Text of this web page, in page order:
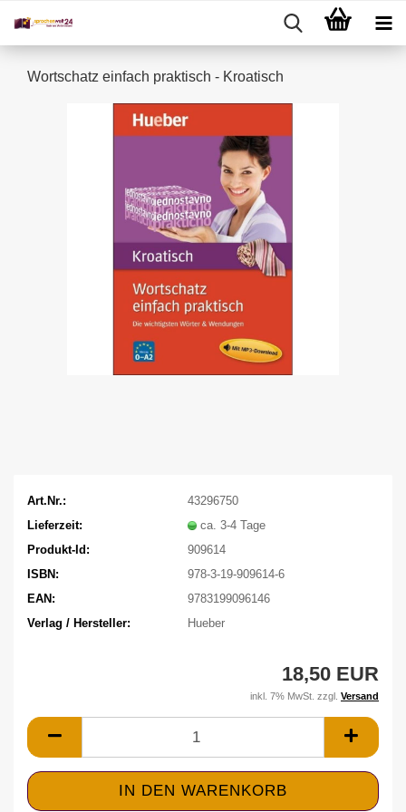
Wortschatz einfach praktisch - Kroatisch
Art.Nr.:
43296750
Lieferzeit:
ca. 3-4 Tage
Produkt-Id:
909614
ISBN:
978-3-19-909614-6
EAN:
9783199096146
Verlag / Hersteller:
Hueber
18,50 EUR
inkl. 7% MwSt. zzgl. Versand